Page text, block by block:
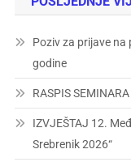
Poziv za prijave na
godine
RASPIS
IZVJEŠTAJ 12.
Srebrenik 2026“